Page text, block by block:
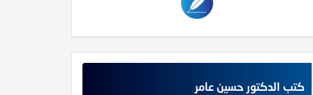
كتب الدكتور حسين عامر